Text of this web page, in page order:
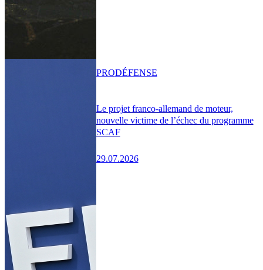
Le projet franco-allemand de moteur,
nouvelle victime de l’échec du programme
SCAF
29.07.2026
PRODÉFENSE